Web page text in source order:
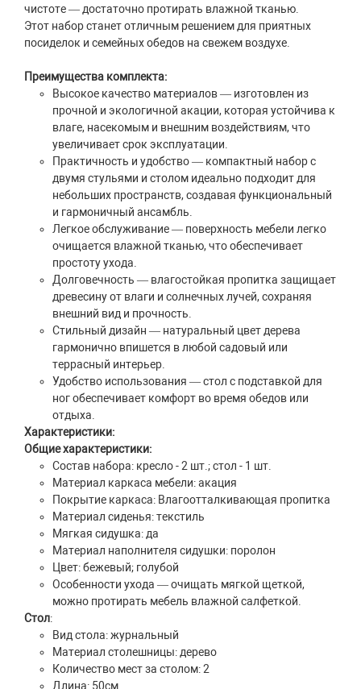
чистоте — достаточно протирать влажной тканью.
Этот набор станет отличным решением для приятных
посиделок и семейных обедов на свежем воздухе.
Преимущества комплекта:
Высокое качество материалов — изготовлен из
прочной и экологичной акации, которая устойчива к
влаге, насекомым и внешним воздействиям, что
увеличивает срок эксплуатации.
Практичность и удобство — компактный набор с
двумя стульями и столом идеально подходит для
небольших пространств, создавая функциональный
и гармоничный ансамбль.
Легкое обслуживание — поверхность мебели легко
очищается влажной тканью, что обеспечивает
простоту ухода.
Долговечность — влагостойкая пропитка защищает
древесину от влаги и солнечных лучей, сохраняя
внешний вид и прочность.
Стильный дизайн — натуральный цвет дерева
гармонично впишется в любой садовый или
террасный интерьер.
Удобство использования — стол с подставкой для
ног обеспечивает комфорт во время обедов или
отдыха.
Характеристики:
Общие характеристики:
Состав набора: кресло - 2 шт.; стол - 1 шт.
Материал каркаса мебели: акация
Покрытие каркаса: Влагоотталкивающая пропитка
Материал сиденья: текстиль
Мягкая сидушка: да
Материал наполнителя сидушки: поролон
Цвет: бежевый; голубой
Особенности ухода — очищать мягкой щеткой,
можно протирать мебель влажной салфеткой.
Стол:
Вид стола: журнальный
Материал столешницы: дерево
Количество мест за столом: 2
Длина: 50см.